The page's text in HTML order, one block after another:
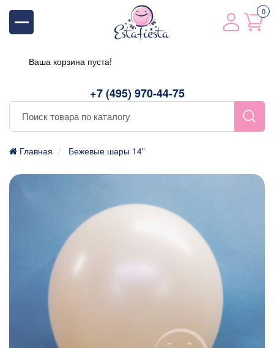
+7 (495) 970-44-75
0
Ваша корзина пуста!
Главная Бежевые шары 14"